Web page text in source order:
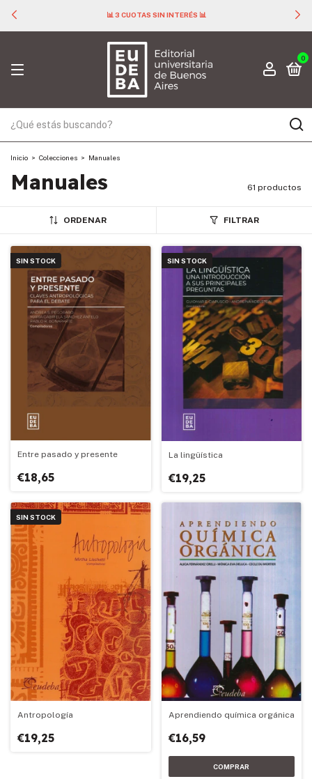
📊 3 CUOTAS SIN INTERÉS 📊
0
Inicio > Colecciones > Manuales
Manuales 61 productos
ORDENAR FILTRAR
SIN STOCK
Entre pasado y presente
€18,65
SIN STOCK
La lingüística
€19,25
SIN STOCK
Antropología
€19,25
Aprendiendo química orgánica
€16,59